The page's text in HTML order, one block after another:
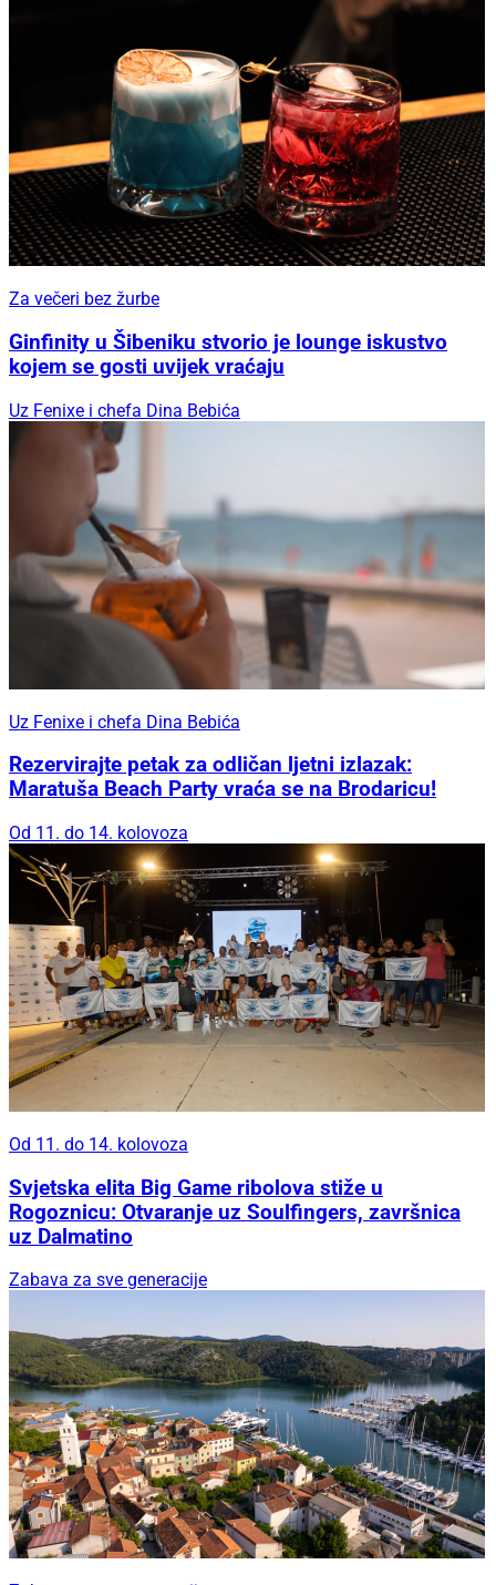
Za večeri bez žurbe
Ginfinity u Šibeniku stvorio je lounge iskustvo
kojem se gosti uvijek vraćaju
Uz Fenixe i chefa Dina Bebića
Uz Fenixe i chefa Dina Bebića
Rezervirajte petak za odličan ljetni izlazak:
Maratuša Beach Party vraća se na Brodaricu!
Od 11. do 14. kolovoza
Od 11. do 14. kolovoza
Svjetska elita Big Game ribolova stiže u
Rogoznicu: Otvaranje uz Soulfingers, završnica
uz Dalmatino
Zabava za sve generacije